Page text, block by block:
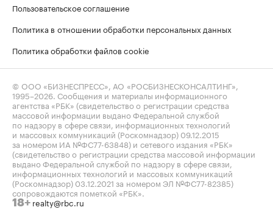
Пользовательское соглашение
Политика в отношении обработки персональных данных
Политика обработки файлов cookie
© ООО «БИЗНЕСПРЕСС», АО «РОСБИЗНЕСКОНСАЛТИНГ»,
1995–2026 . Сообщения и материалы информационного
агентства «РБК» (свидетельство о регистрации средства
массовой информации выдано Федеральной службой
по надзору в сфере связи, информационных технологий
и массовых коммуникаций (Роскомнадзор) 09.12.2015
за номером ИА №ФС77-63848) и сетевого издания «РБК»
(свидетельство о регистрации средства массовой информации
выдано Федеральной службой по надзору в сфере связи,
информационных технологий и массовых коммуникаций
(Роскомнадзор) 03.12.2021 за номером ЭЛ №ФС77-82385)
сопровождаются пометкой «РБК».
18+ realty@rbc.ru